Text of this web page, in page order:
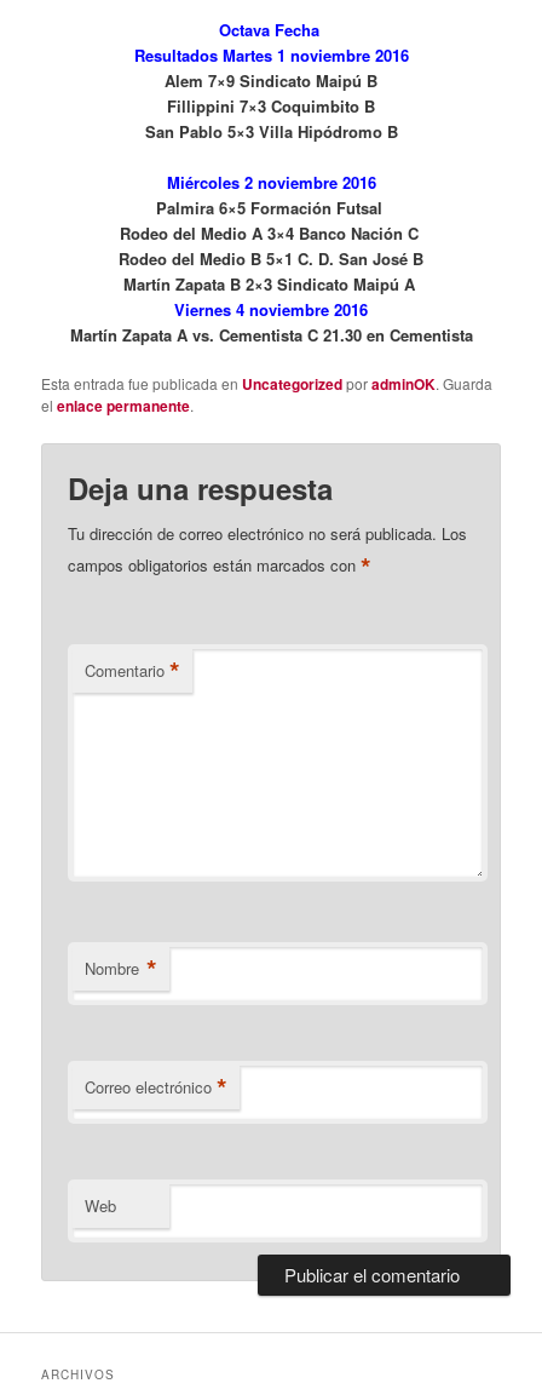
Octava Fecha
Resultados Martes 1 noviembre 2016
Alem 7×9 Sindicato Maipú B
Fillippini 7×3 Coquimbito B
San Pablo 5×3 Villa Hipódromo B
Miércoles 2 noviembre 2016
Palmira 6×5 Formación Futsal
Rodeo del Medio A 3×4 Banco Nación C
Rodeo del Medio B 5×1 C. D. San José B
Martín Zapata B 2×3 Sindicato Maipú A
Viernes 4 noviembre 2016
Martín Zapata A vs. Cementista C 21.30 en Cementista
Esta entrada fue publicada en UncategorizedporadminOK. Guarda
elenlace permanente.
Deja una respuesta
Tu dirección de correo electrónico no será publicada. Los
campos obligatorios están marcados con*
Comentario *
Nombre *
Correo electrónico *
Web
ARCHIVOS